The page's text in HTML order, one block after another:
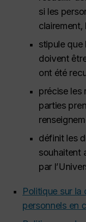
si les
clairement,
stipule que
doivent
ont été
précise les
parties
définit les
souhaitent
par
Politique sur la
personnels en